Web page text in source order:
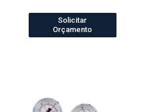
Solicitar
Orçamento